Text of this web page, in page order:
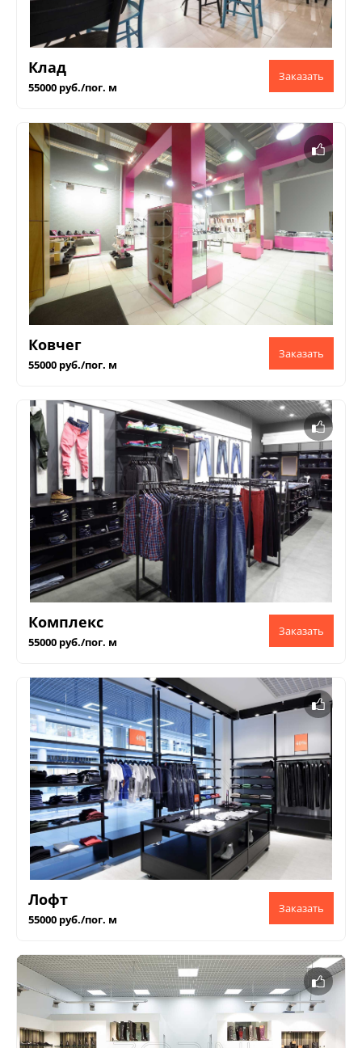
Клад
55000 руб./пог. м
Ковчег
55000 руб./пог. м
Комплекс
55000 руб./пог. м
Лофт
55000 руб./пог. м